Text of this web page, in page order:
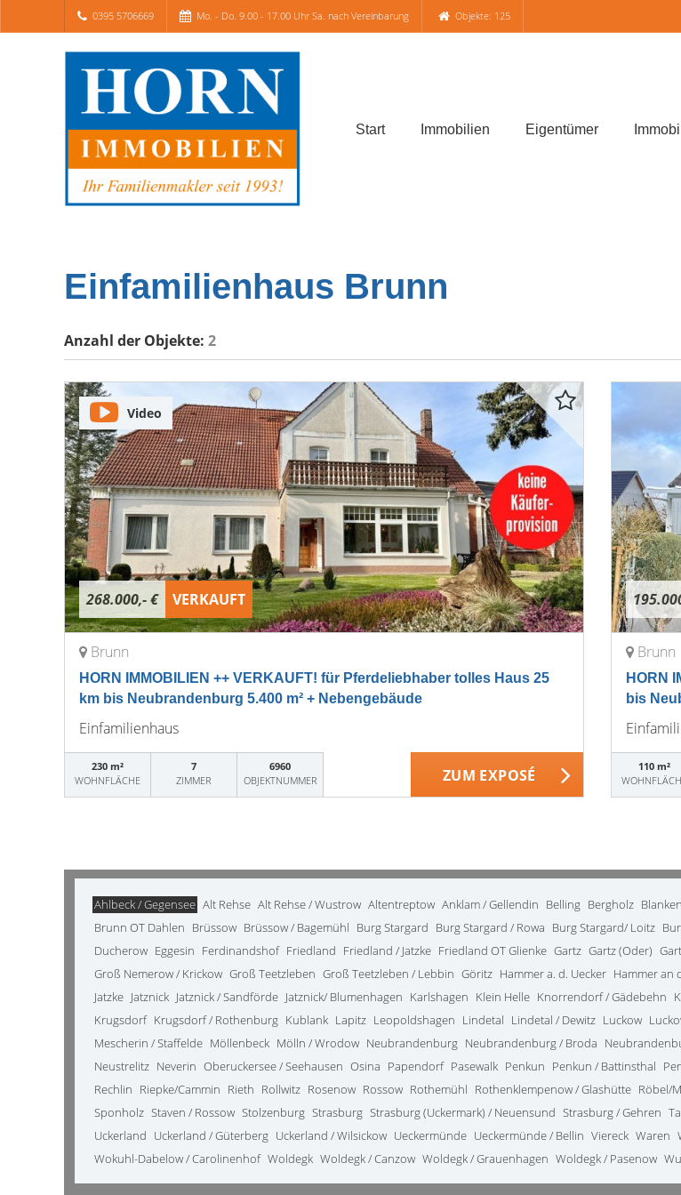
0395 5706669 Mo. - Do. 9.00 - 17.00 Uhr Sa. nach Vereinbarung Objekte: 125
Start Immobilien Eigentümer
Einfamilienhaus Brunn
Anzahl der Objekte: 2
268.000,- € VERKAUFT
Video
Brunn
HORN IMMOBILIEN ++ VERKAUFT! für Pferdeliebhaber tolles Haus 25
km bis Neubrandenburg 5.400 m² + Nebengebäude
Einfamilienhaus
230 m²
WOHNFLÄCHE
7
ZIMMER
6960
OBJEKTNUMMER
ZUM EXPOSÉ
Brunn
HORN
bis
110 m²
Ahlbeck / Gegensee Alt Rehse Alt Rehse / Wustrow Altentreptow Anklam / Gellendin Belling Bergholz
Brunn OT Dahlen Brüssow Brüssow / Bagemühl Burg Stargard Burg Stargard / Rowa Burg Stargard/ Loitz
Ducherow Eggesin Ferdinandshof Friedland Friedland / Jatzke Friedland OT Glienke Gartz Gartz (Oder)
Groß Nemerow / Krickow Groß Teetzleben Groß Teetzleben / Lebbin Göritz Hammer a. d. Uecker Hammer an
Jatzke Jatznick Jatznick / Sandförde Jatznick/ Blumenhagen Karlshagen Klein Helle Knorrendorf / Gädebehn
Krugsdorf Krugsdorf / Rothenburg Kublank Lapitz Leopoldshagen Lindetal Lindetal / Dewitz Luckow
Mescherin / Staffelde Möllenbeck Mölln / Wrodow Neubrandenburg Neubrandenburg / Broda
Neustrelitz Neverin Oberuckersee / Seehausen Osina Papendorf Pasewalk Penkun Penkun / Battinsthal
Rechlin Riepke/Cammin Rieth Rollwitz Rosenow Rossow Rothemühl Rothenklempenow / Glashütte Röbel/
Sponholz Staven / Rossow Stolzenburg Strasburg Strasburg (Uckermark) / Neuensund Strasburg / Gehren
Uckerland Uckerland / Güterberg Uckerland / Wilsickow Ueckermünde Ueckermünde / Bellin Viereck Waren
Wokuhl-Dabelow / Carolinenhof Woldegk Woldegk / Canzow Woldegk / Grauenhagen Woldegk / Pasenow